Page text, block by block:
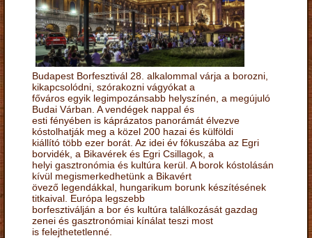
Budapest Borfesztivál 28. alkalommal várja a borozni,
kikapcsolódni, szórakozni vágyókat a
főváros egyik legimpozánsabb helyszínén, a megújuló
Budai Várban. A vendégek nappal és
esti fényében is káprázatos panorámát élvezve
kóstolhatják meg a közel 200 hazai és külföldi
kiállító több ezer borát. Az idei év fókuszába az Egri
borvidék, a Bikavérek és Egri Csillagok, a
helyi gasztronómia és kultúra kerül. A borok kóstolásán
kívül megismerkedhetünk a Bikavért
övező legendákkal, hungarikum borunk készítésének
titkaival. Európa legszebb
borfesztiválján a bor és kultúra találkozását gazdag
zenei és gasztronómiai kínálat teszi most
is felejthetetlenné.